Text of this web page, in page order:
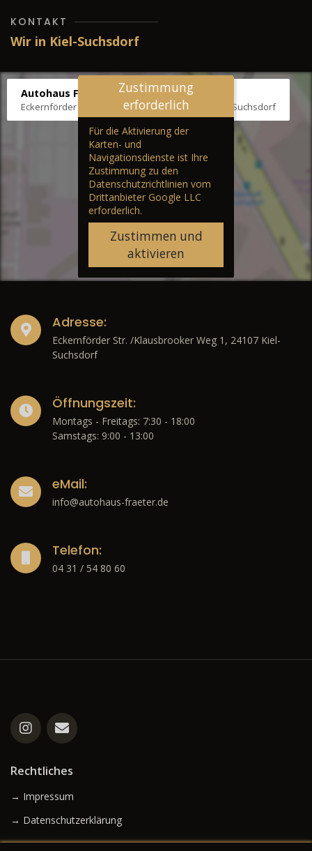
KONTAKT
Wir in Kiel-Suchsdorf
Autohaus Fräter
Eckernförder Str. /Klausbrooker Weg 1, 24107 Kiel-Suchsdorf
Zustimmung
erforderlich
Für die Aktivierung der
Karten- und
Navigationsdienste ist Ihre
Zustimmung zu den
Datenschutzrichtlinien vom
Drittanbieter Google LLC
erforderlich.
Zustimmen und
aktivieren
Adresse:
Eckernförder Str. /Klausbrooker Weg 1, 24107 Kiel-
Suchsdorf
Öffnungszeit:
Montags - Freitags: 7:30 - 18:00
Samstags: 9:00 - 13:00
eMail:
info@autohaus-fraeter.de
Telefon:
04 31 / 54 80 60
Rechtliches
→ Impressum
→ Datenschutzerklärung